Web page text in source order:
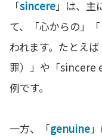
「sincere」は、主
て、「心からの」
われます。たとえ
罪）」や「sincere
例です。
一方、「genuine